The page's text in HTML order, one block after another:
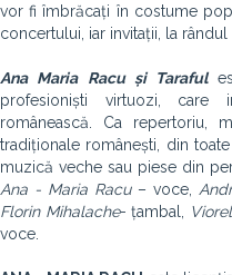
vor fi îmbrăcați în costume
concertului, iar invitații, la
Ana Maria Racu și Taraful
profesioniști virtuozi, care
românească. Ca repertoriu,
tradiționale românești, din
muzică veche sau piese din
Ana - Maria Racu– voce,
Florin Mihalache- țambal,
voce.